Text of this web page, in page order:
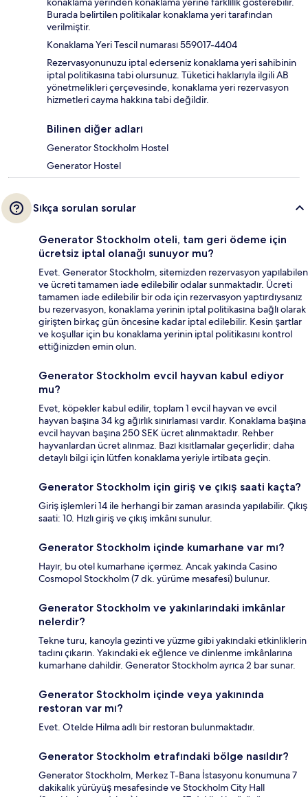
Burada belirtilen politikalar konaklama yeri tarafından
verilmiştir.
Konaklama Yeri Tescil numarası 559017-4404
Rezervasyonunuzu iptal ederseniz konaklama yeri sahibinin
iptal politikasına tabi olursunuz. Tüketici haklarıyla ilgili AB
yönetmelikleri çerçevesinde, konaklama yeri rezervasyon
hizmetleri cayma hakkına tabi değildir.
Bilinen diğer adları
Generator Stockholm Hostel
Generator Hostel
Sıkça sorulan sorular
Generator Stockholm oteli, tam geri ödeme için
ücretsiz iptal olanağı sunuyor mu?
Evet. Generator Stockholm, sitemizden rezervasyon yapılabilen
ve ücreti tamamen iade edilebilir odalar sunmaktadır. Ücreti
tamamen iade edilebilir bir oda için rezervasyon yaptırdıysanız
bu rezervasyon, konaklama yerinin iptal politikasına bağlı olarak
girişten birkaç gün öncesine kadar iptal edilebilir. Kesin şartlar
ve koşullar için bu konaklama yerinin iptal politikasını kontrol
ettiğinizden emin olun.
Generator Stockholm evcil hayvan kabul ediyor
mu?
Evet, köpekler kabul edilir, toplam 1 evcil hayvan ve evcil
hayvan başına 34 kg ağırlık sınırlaması vardır. Konaklama başına
evcil hayvan başına 250 SEK ücret alınmaktadır. Rehber
hayvanlardan ücret alınmaz. Bazı kısıtlamalar geçerlidir; daha
detaylı bilgi için lütfen konaklama yeriyle irtibata geçin.
Generator Stockholm için giriş ve çıkış saati kaçta?
Giriş işlemleri 14 ile herhangi bir zaman arasında yapılabilir. Çıkış
saati: 10. Hızlı giriş ve çıkış imkânı sunulur.
Generator Stockholm içinde kumarhane var mı?
Hayır, bu otel kumarhane içermez. Ancak yakında Casino
Cosmopol Stockholm (7 dk. yürüme mesafesi) bulunur.
Generator Stockholm ve yakınlarındaki imkânlar
nelerdir?
Tekne turu, kanoyla gezinti ve yüzme gibi yakındaki etkinliklerin
tadını çıkarın. Yakındaki ek eğlence ve dinlenme imkânlarına
kumarhane dahildir. Generator Stockholm ayrıca 2 bar sunar.
Generator Stockholm içinde veya yakınında
restoran var mı?
Evet. Otelde Hilma adlı bir restoran bulunmaktadır.
Generator Stockholm etrafındaki bölge nasıldır?
Generator Stockholm, Merkez T-Bana İstasyonu konumuna 7
dakikalık yürüyüş mesafesinde ve Stockholm City Hall